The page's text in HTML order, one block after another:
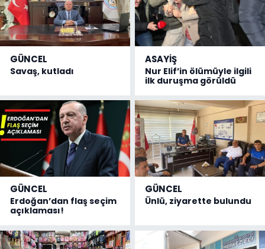
GÜNCEL
Savaş, kutladı
ASAYİŞ
Nur Elif’in ölümüyle ilgili
ilk duruşma görüldü
GÜNCEL
Erdoğan’dan flaş seçim
açıklaması!
GÜNCEL
Ünlü, ziyarette bulundu